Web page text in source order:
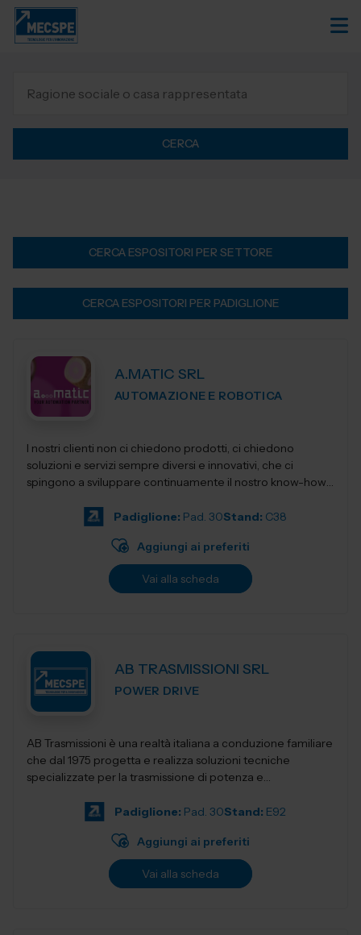
CERCA
CERCA ESPOSITORI PER SETTORE
CERCA ESPOSITORI PER PADIGLIONE
A.MATIC SRL
AUTOMAZIONE E ROBOTICA
I nostri clienti non ci chiedono prodotti, ci chiedono
soluzioni e servizi sempre diversi e innovativi, che ci
spingono a sviluppare continuamente il nostro know-how,
Padiglione: Pad. 30Stand: C38
Aggiungi ai preferiti
Vai alla scheda
AB TRASMISSIONI SRL
POWER DRIVE
AB Trasmissioni è una realtà italiana a conduzione familiare
che dal 1975 progetta e realizza soluzioni tecniche
specializzate per la trasmissione di potenza e
Padiglione: Pad. 30Stand: E92
Aggiungi ai preferiti
Vai alla scheda